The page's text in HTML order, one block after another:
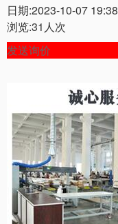
日期:2023-10-07 19:38
浏览:31人次
发送询价